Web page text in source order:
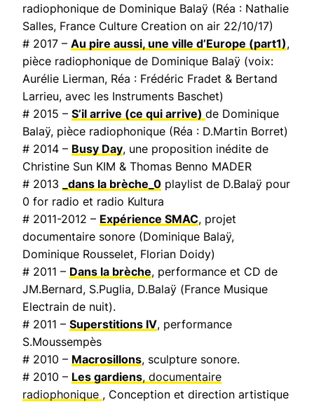
radiophonique de Dominique Balaÿ (Réa : Nathalie
Salles, France Culture Creation on air 22/10/17)
# 2017 – Au pire aussi, une ville d’Europe (part1),
pièce radiophonique de Dominique Balaÿ (voix:
Aurélie Lierman, Réa : Frédéric Fradet & Bertand
Larrieu, avec les Instruments Baschet)
# 2015 – S’il arrive (ce qui arrive) de Dominique
Balaÿ, pièce radiophonique (Réa : D.Martin Borret)
# 2014 – Busy Day, une proposition inédite de
Christine Sun KIM & Thomas Benno MADER
# 2013
_dans la brèche_0 playlist de D.Balaÿ pour
0 for radio et radio Kultura
# 2011-2012 – Expérience SMAC, projet
documentaire sonore (Dominique Balaÿ,
Dominique Rousselet, Florian Doidy)
# 2011 – Dans la brèche, performance et CD de
JM.Bernard, S.Puglia, D.Balaÿ (France Musique
Electrain de nuit).
# 2011 – Superstitions IV, performance
S.Moussempès
# 2010 – Macrosillons, sculpture sonore.
# 2010 – Les gardiens, documentaire
radiophonique , Conception et direction artistique